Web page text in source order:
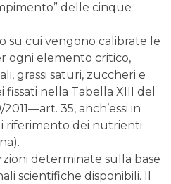
delle cinque
su cui vengono calibrate le
ogni elemento critico,
grassi saturi, zuccheri e
nella Tabella XIII del
35, anch’essi in
riferimento dei nutrienti
determinate sulla base
scientifiche disponibili. Il